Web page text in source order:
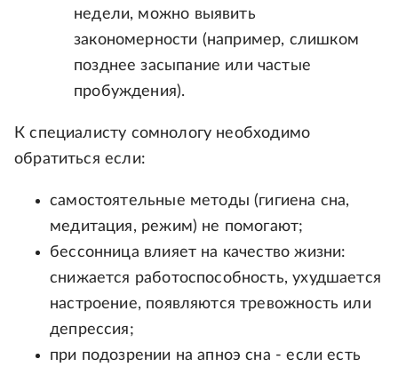
недели, можно выявить
закономерности (например, слишком
позднее засыпание или частые
пробуждения).
К специалисту сомнологу необходимо
обратиться если:
самостоятельные методы (гигиена сна,
медитация, режим) не помогают;
бессонница влияет на качество жизни:
снижается работоспособность, ухудшается
настроение, появляются тревожность или
депрессия;
при подозрении на апноэ сна - если есть